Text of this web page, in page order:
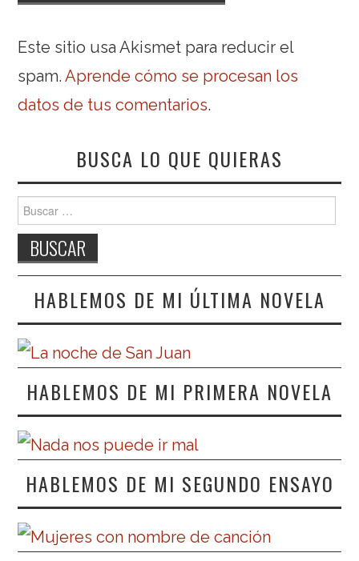
Este sitio usa Akismet para reducir el
spam.Aprende cómo se procesan los
datos de tus comentarios.
BUSCA LO QUE QUIERAS
Buscar:
HABLEMOS DE MI ÚLTIMA NOVELA
HABLEMOS DE MI PRIMERA NOVELA
HABLEMOS DE MI SEGUNDO ENSAYO